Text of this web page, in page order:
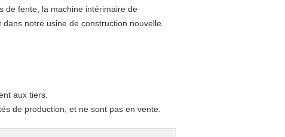
de fente, la machine intérimaire de
notre usine de construction nouvelle.
aux tiers.
de production, et ne sont pas en vente.